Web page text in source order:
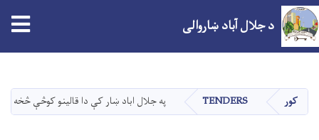
دانګل
د جلال آباد ښاروالی
کور TENDERS په جلال اباد ښار کې دا قالينو کوڅې څخه تر